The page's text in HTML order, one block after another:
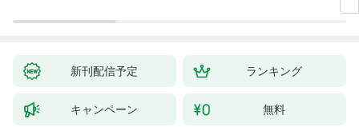
新刊配信予定 ランキング
キャンペーン 無料